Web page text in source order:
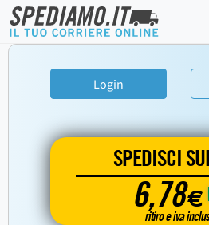
Login
SPEDISCI
6,78€
ritiro e iva